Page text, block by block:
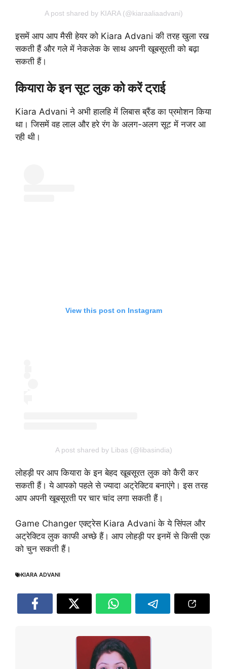
A post shared by KIARA (@kiaraaliaadvani)
इसमें आप आप मैसी हेयर को Kiara Advani की तरह खुला रख
सकती हैं और गले में नेकलेक के साथ अपनी खूबसूरती को बढ़ा
सकती हैं।
कियारा के इन सूट लुक को करें ट्राई
Kiara Advani ने अभी हालहि में लिबास ब्रैंड का प्रमोशन किया
था। जिसमें वह लाल और हरे रंग के अलग-अलग सूट में नजर आ
रही थी।
View this post on Instagram
A post shared by Libas (@libasindia)
लोहड़ी पर आप कियारा के इन बेहद खूबसूरत लुक को कैरी कर
सकती हैं। ये आपको पहले से ज्यादा अट्रेक्टिव बनाएंगे। इस तरह
आप अपनी खूबसूरती पर चार चांद लगा सकती हैं।
Game Changer एक्ट्रेस Kiara Advani के ये सिंपल और
अट्रेक्टिव लुक काफी अच्छे हैं। आप लोहड़ी पर इनमें से किसी एक
को चुन सकती हैं।
KIARA ADVANI